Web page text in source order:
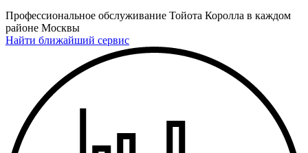
Профессиональное обслуживание Тойота Королла в каждом
районе Москвы
Найти ближайший сервис